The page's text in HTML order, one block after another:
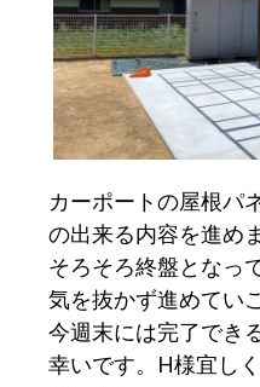
カーポートの屋根パ
の出来る内容を進めま
そろそろ終盤となっ
気を抜かず進めてい
今週末には完了でき
幸いです。H様宜し